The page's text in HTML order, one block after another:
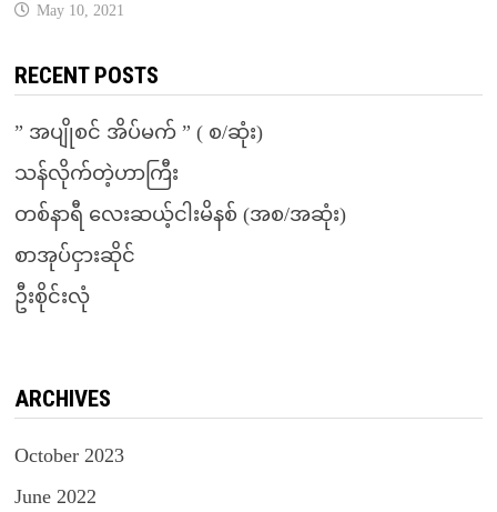
May 10, 2021
RECENT POSTS
” အပျိုစင် အိပ်မက် ” ( စ/ဆုံး)
သန်လိုက်တဲ့ဟာကြီး
တစ်နာရီ လေးဆယ့်ငါးမိနစ် (အစ/အဆုံး)
စာအုပ်ငှားဆိုင်
ဦးစိုင်းလုံ
ARCHIVES
October 2023
June 2022